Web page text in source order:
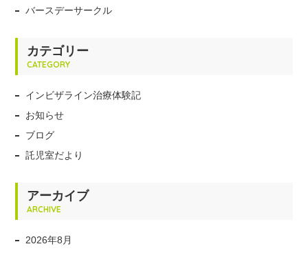
バースデーサークル
カテゴリー
CATEGORY
インビザライン治療体験記
お知らせ
ブログ
託児室だより
アーカイブ
ARCHIVE
2026年8月